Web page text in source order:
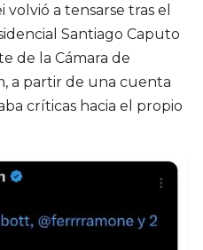
volvió a tensarse tras el
Santiago Caputo
de la Cámara de
, a partir de una cuenta
críticas hacia el propio